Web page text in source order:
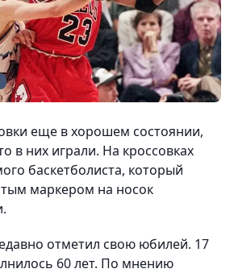
еще в хорошем состоянии,
в них играли. На кроссовках
баскетболиста, который
маркером на носок
отметил свою юбилей. 17
60 лет. По мнению